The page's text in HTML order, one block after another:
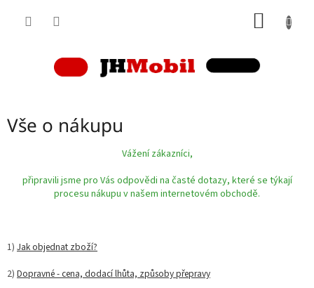
Vše o nákupu
Vážení zákazníci,
připravili jsme pro Vás odpovědi na časté dotazy, které se týkají
procesu nákupu v našem internetovém obchodě.
1) Jak objednat zboží?
2) Dopravné - cena, dodací lhůta, způsoby přepravy